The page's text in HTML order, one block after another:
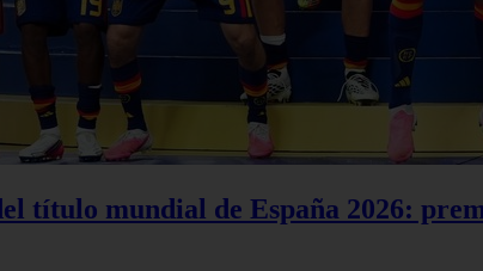
título mundial de España 2026: